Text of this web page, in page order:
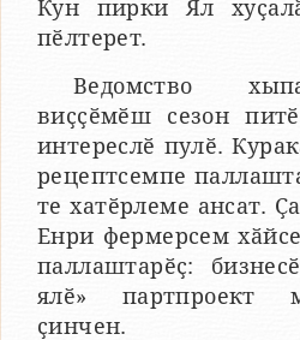
Кун пирки Ял
пӗлтерет.
Ведомство
виҫҫӗмӗш сезон
интереслӗ пулӗ.
рецептсемпе
те хатӗрлеме ансат.
Енри фермерсем
паллаштарӗҫ:
ялӗ» партпроект
ҫинчен.